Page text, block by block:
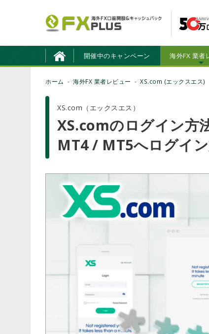
開催中のキャンペーン 海外FX 業者
ホーム 海外FX 業者レビュー XS.com (エックスエス)
XS.com（エックスエス）
XS.comのログイン方
MT4 / MT5へログイ